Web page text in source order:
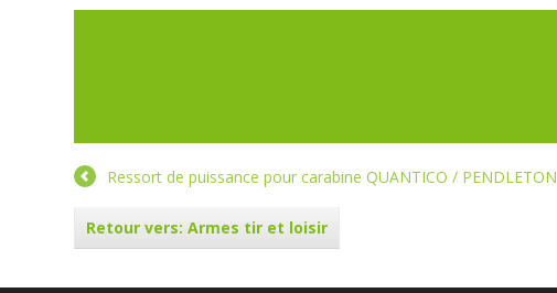
Ressort de puissance pour carabine QUANTICO / PENDLETON
Retour vers: Armes tir et loisir